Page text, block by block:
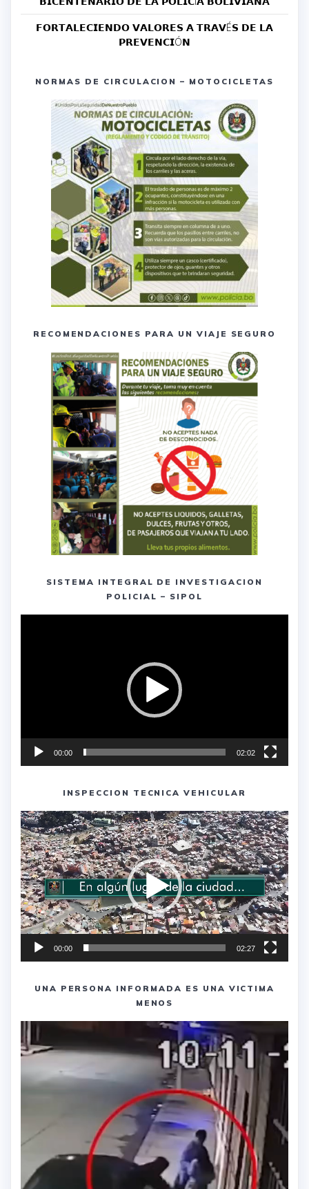
𝗙𝗢𝗥𝗧𝗔𝗟𝗘𝗖𝗜𝗘𝗡𝗗𝗢 𝗩𝗔𝗟𝗢𝗥𝗘𝗦 𝗔 𝗧𝗥𝗔𝗩É𝗦 𝗗𝗘 𝗟𝗔
𝗣𝗥𝗘𝗩𝗘𝗡𝗖𝗜Ó𝗡
NORMAS DE CIRCULACION – MOTOCICLETAS
RECOMENDACIONES PARA UN VIAJE SEGURO
SISTEMA INTEGRAL DE INVESTIGACION
POLICIAL – SIPOL
00:00 02:02
INSPECCION TECNICA VEHICULAR
Reproductor
de
vídeo
00:00 02:27
UNA PERSONA INFORMADA ES UNA VICTIMA
MENOS
Reproductor
de
vídeo